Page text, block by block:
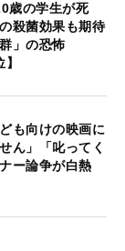
歳の学生が死
殺菌効果も期待
」の恐怖
も向けの映画に
ん」「叱ってく
ー論争が白熱